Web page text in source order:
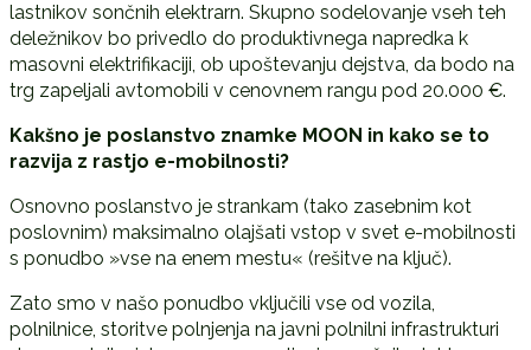
lastnikov sončnih elektrarn. Skupno sodelovanje vseh teh
deležnikov bo privedlo do produktivnega napredka k
masovni elektrifikaciji, ob upoštevanju dejstva, da bodo na
trg zapeljali avtomobili v cenovnem rangu pod 20.000 €.
Kakšno je poslanstvo znamke MOON in kako se to
razvija z rastjo e-mobilnosti?
Osnovno poslanstvo je strankam (tako zasebnim kot
poslovnim) maksimalno olajšati vstop v svet e-mobilnosti
s ponudbo »vse na enem mestu« (rešitve na ključ).
Zato smo v našo ponudbo vključili vse od vozila,
polnilnice, storitve polnjenja na javni polnilni infrastrukturi